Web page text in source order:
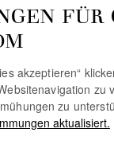
FÜR
akzeptieren“
zu
zu
aktualisiert.